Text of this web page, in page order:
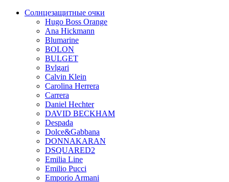
Солнцезащитные очки
Hugo Boss Orange
Ana Hickmann
Blumarine
BOLON
BULGET
Bvlgari
Calvin Klein
Carolina Herrera
Carrera
Daniel Hechter
DAVID BECKHAM
Despada
Dolce&Gabbana
DONNAKARAN
DSQUARED2
Emilia Line
Emilio Pucci
Emporio Armani